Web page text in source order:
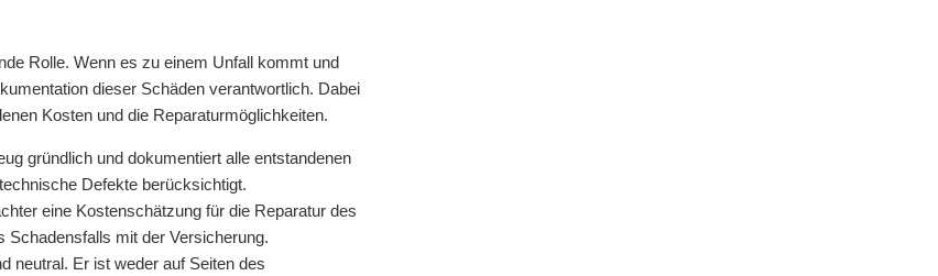
Rolle. Wenn es zu einem Unfall kommt und
dieser Schäden verantwortlich. Dabei
Kosten und die Reparaturmöglichkeiten.
gründlich und dokumentiert alle entstandenen
Defekte berücksichtigt.
eine Kostenschätzung für die Reparatur des
Schadensfalls mit der Versicherung.
neutral. Er ist weder auf Seiten des